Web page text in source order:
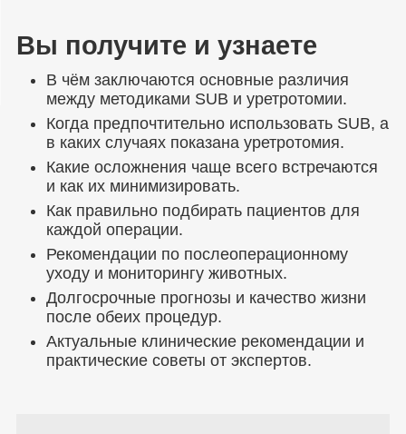
Вы получите и узнаете
В чём заключаются основные различия
между методиками SUB и уретротомии.
Когда предпочтительно использовать SUB, а
в каких случаях показана уретротомия.
Какие осложнения чаще всего встречаются
и как их минимизировать.
Как правильно подбирать пациентов для
каждой операции.
Рекомендации по послеоперационному
уходу и мониторингу животных.
Долгосрочные прогнозы и качество жизни
после обеих процедур.
Актуальные клинические рекомендации и
практические советы от экспертов.